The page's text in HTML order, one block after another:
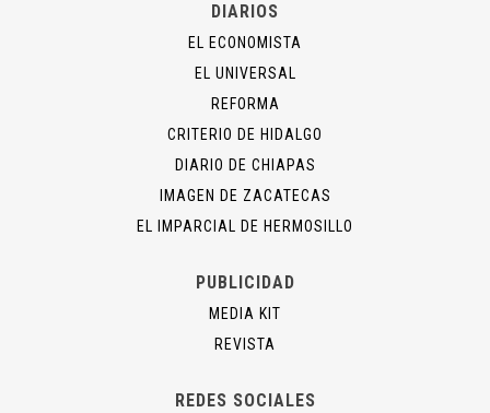
DIARIOS
EL ECONOMISTA
EL UNIVERSAL
REFORMA
CRITERIO DE HIDALGO
DIARIO DE CHIAPAS
IMAGEN DE ZACATECAS
EL IMPARCIAL DE HERMOSILLO
PUBLICIDAD
MEDIA KIT
REVISTA
REDES SOCIALES